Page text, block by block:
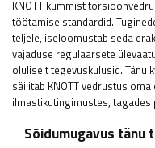
KNOTT kummist
töötamise standardid.
teljele, iseloomustab seda
vajaduse regulaarsete
oluliselt tegevuskulusid. Tänu
säilitab KNOTT vedrustus
ilmastikutingimustes,
Sõidumugavus tänu